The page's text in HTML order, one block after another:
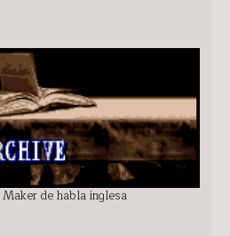
de habla inglesa